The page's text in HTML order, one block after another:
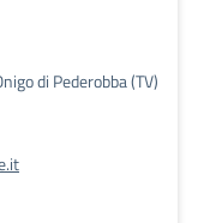
di Pederobba (TV)